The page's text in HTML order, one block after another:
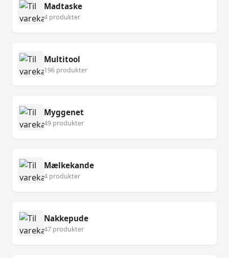
Madtaske
4 produkter
Multitool
196 produkter
Myggenet
49 produkter
Mælkekande
4 produkter
Nakkepude
47 produkter